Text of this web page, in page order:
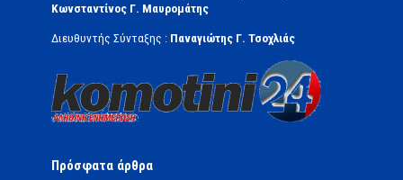
Κωνσταντίνος Γ. Μαυρομάτης
Διευθυντής Σύνταξης : Παναγιώτης Γ. Τσοχλιάς
Πρόσφατα άρθρα